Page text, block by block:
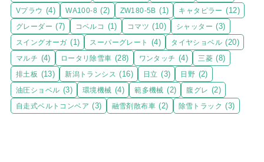
Vプラウ (4) WA100-8 (2) ZW180-5B (1) キャタピラー (12)
グレーダー (7) コベルコ (1) コマツ (10) シャッター (3)
スイングオーガ (1) スーパーグレート (4) タイヤショベル (20)
マルチ (4) ロータリ除雪車 (28) ワンタッチ (4) 三菱 (8)
排土板 (13) 新潟トランシス (16) 日立 (3) 日野 (2)
油圧ショベル (3) 環境機械 (4) 範多機械 (2) 腹グレ (2)
自走式ベルトコンベア (3) 融雪剤散布車 (2) 除雪トラック (3)